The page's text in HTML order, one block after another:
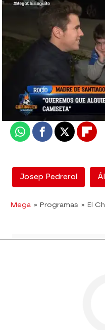
Actualizado:07 de
Publicado:07 de
WhatsappFacebook
X
Josep Pedrerol
Mega » Programas » El